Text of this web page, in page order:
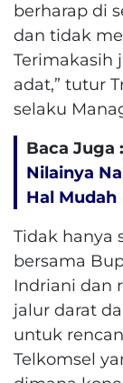
berharap di
dan tidak
Terimakasih
adat,” tutur
selaku
Baca Juga :
Nilainya
Hal Mudah
Tidak hanya
bersama
Indriani dan
jalur darat
untuk
Telkomsel